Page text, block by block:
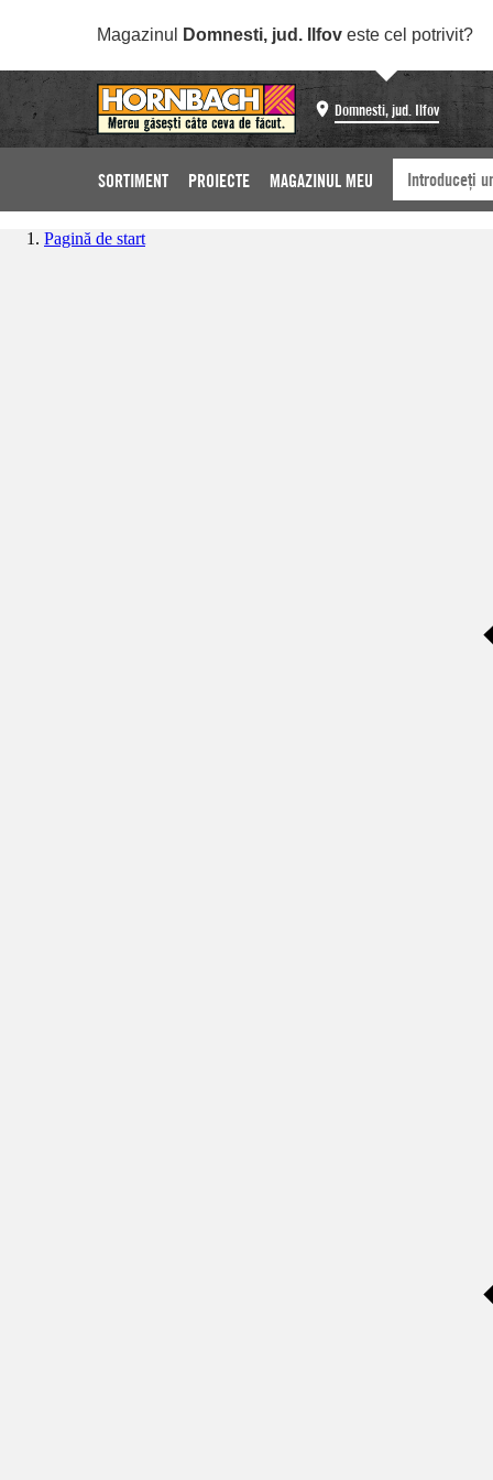
Magazinul Domnesti, jud. Ilfov este cel potrivit?
Domnesti, jud. Ilfov
SORTIMENT PROIECTE MAGAZINUL MEU
Pagină de start